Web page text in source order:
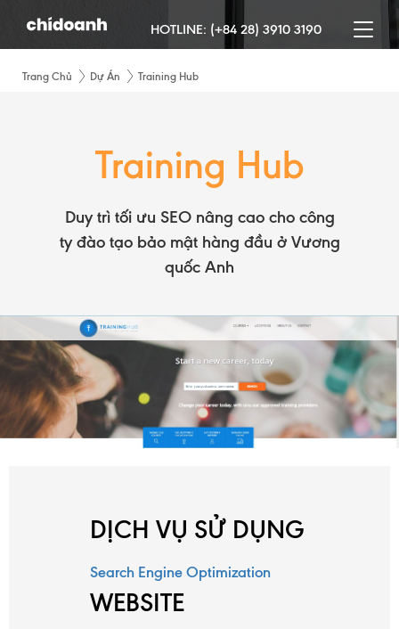
HOTLINE: (+84 28) 3910 3190
TRANG
DỊCH
VỤ
Trang Chủ Dự Án Training Hub
Training Hub
Duy trì tối ưu SEO nâng cao cho công
ty đào tạo bảo mật hàng đầu ở Vương
quốc Anh
DỊCH VỤ SỬ DỤNG
Search Engine Optimization
WEBSITE